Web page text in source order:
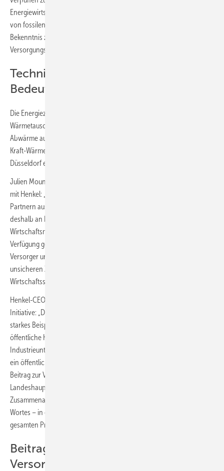
Energiewirtschaft, wie wir uns Schritt für Schritt aus der Abhängigkeit
von fossilen Brennstoffen befreien können. Das Ergebnis ist ein klares
Bekenntnis zum Wirtschaftsstandort und ein wichtiger Beitrag für die
Versorgungssicherheit.“
Technische Umsetzung und
Bedeutung für Düsseldorf
Die Energiezentrale umfasst einen 51 m hohen Stahlkamin und einen
Wärmetauscher. Hier wird die bislang ungenutzte industrielle
Abwärme aufbereitet und bei Bedarf mit zusätzlicher Wärme aus einer
Kraft-Wärme-Kopplungsanlage in das Fernwärme-Netz der Stadtwerke
Düsseldorf eingespeist.
Julien Mounier, CEO der Stadtwerke Düsseldorf, zur Zusammenarbeit
mit Henkel: „Solch ein komplexes Projekt gelingt nur mit starken
Partnern aus Wirtschaft, Politik und Verwaltung. Unser Dank geht
deshalb an Henkel, die Landeshauptstadt und das NRW-
Wirtschaftsministerium, das die entscheidenden Fördermittel zur
Verfügung gestellt hat. In der Zusammenarbeit zwischen kommunalem
Versorger und Industrie liegt erhebliches Potenzial, denn alles, was in
unsicheren Zeiten die Abhängigkeit von Importen reduziert, stärkt den
Wirtschaftsstandort und die Versorgungssicherheit in unserer Region.“
Henkel-CEO Carsten Knobel unterstrich die Nachhaltigkeit der
Initiative: „Dieses Projekt ist innovativ und nachhaltig – und ein
starkes Beispiel dafür, was möglich wird, wenn Industrie und
öffentliche Hand zusammenarbeiten. Wir sind eines der ersten
Industrieunternehmen in Deutschland, das industrielle Abwärme in
ein öffentliches Netz einspeist. Damit leisten wir einen wichtigen
Beitrag zur Versorgungssicherheit und unterstützen die
Landeshauptstadt bei der Reduktion von CO
Zusammenarbeit zeigt, wie viel Energie – im wahrsten Sinne des
Wortes – in einer starken Partnerschaft steckt. Mein Dank gilt dem
gesamten Projektteam, das diese Idee zu einem Erfolg gemacht hat.“
Beitrag zu Klimazielen und
Versorgungssicherheit